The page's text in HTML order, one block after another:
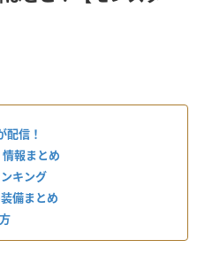
配信！
報まとめ
キング
備まとめ